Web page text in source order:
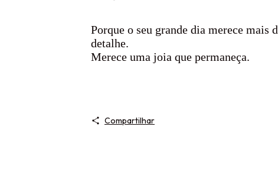
Porque o seu grande dia merece mais
detalhe.
Merece uma joia que permaneça.
Compartilhar